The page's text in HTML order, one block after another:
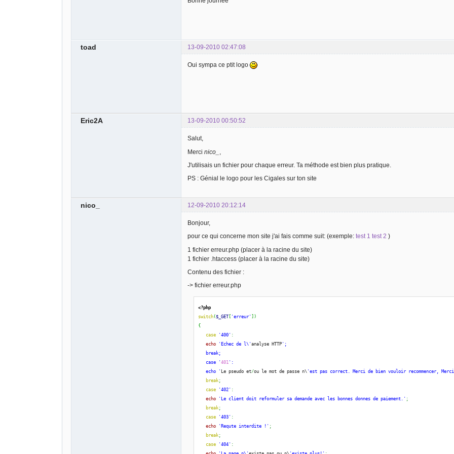
toad 13-09-2010 02:47:08
Oui sympa ce ptit logo
Eric2A 13-09-2010 00:50:52
Salut,
Merci nico_
J'utilisais un fichier pour chaque erreur. Ta méthode est bien plus pratique.
PS : Génial le logo pour les Cigales sur ton site
nico_ 12-09-2010 20:12:14
Bonjour,
pour ce qui concerne mon site j'ai fais comme suit: (exemple: test 1 test 2 )
1 fichier erreur.php (placer à la racine du site)
1 fichier .htaccess (placer à la racine du site)
Contenu des fichier :
-> fichier erreur.php
<?php
switch($_GET[ 'erreur' ] )
{
case
'400' :
echo
'Echec de l\'analyse HTTP';
break;
case '401 ':
echo ' Le pseudo et/ou le mot de passe n\ 'est pas correct. Merci de bien vouloir recommencer,
break;
case
'402' :
echo
'Le client doit reformuler sa demande avec les bonnes donnes de paiement.' ;
break;
case
'403' :
echo
'Requte interdite !' ;
break;
case
'404' :